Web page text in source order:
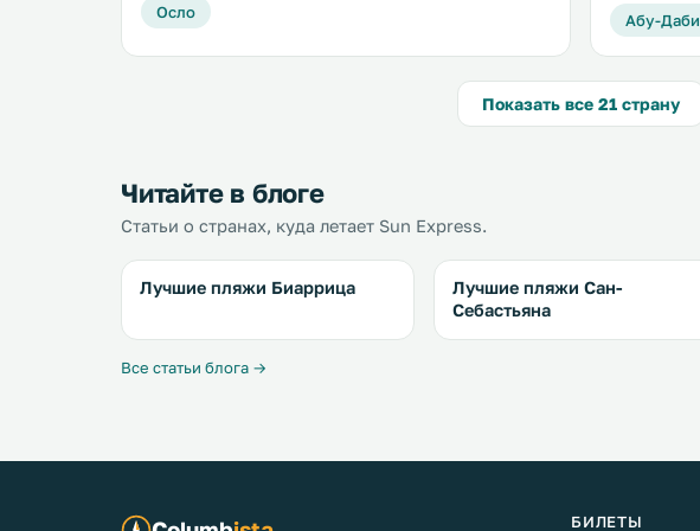
Осло Абу-Даби
Показать все 21 страну
Читайте в блоге
Статьи о странах, куда летает Sun Express.
Лучшие пляжи Биаррица
Лучшие пляжи Сан-
Себастьяна
Все статьи блога →
БИЛЕТЫ